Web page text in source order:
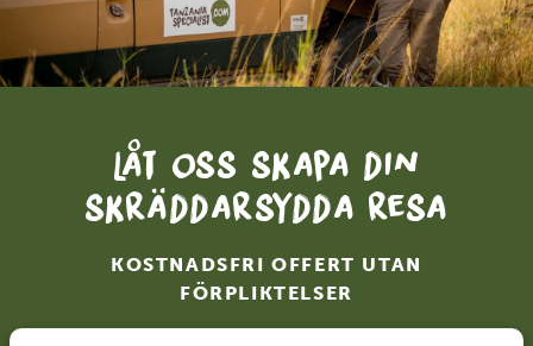
Låt oss skapa din
skräddarsydda resa
KOSTNADSFRI OFFERT UTAN
FÖRPLIKTELSER